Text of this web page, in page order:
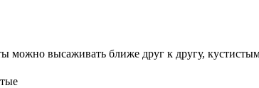
высаживать ближе друг к другу,